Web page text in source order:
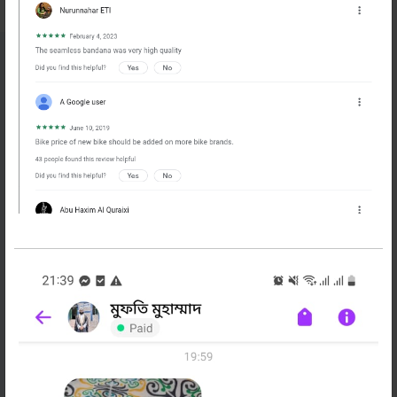
নিউজলেটার
বাইকের অফার, টিপস ও নিউজ পেতে এখনি সাবস্ক্রাইব
করুন
বাইক বাজার
প্রোফাইল